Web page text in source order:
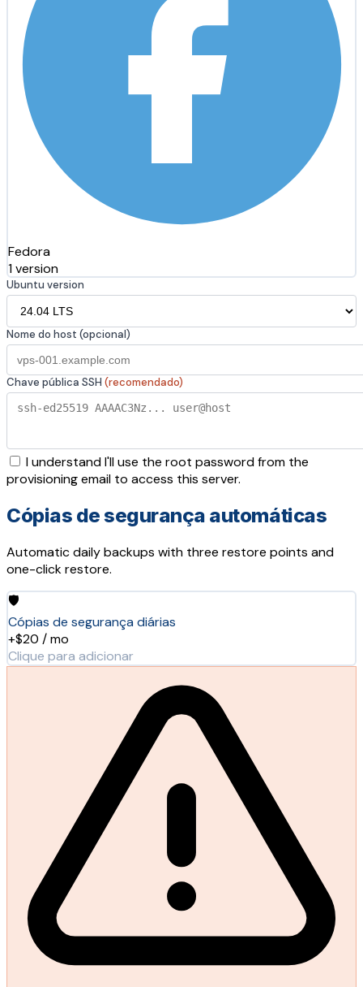
Fedora
1 version
Ubuntu version
Nome do host (opcional)
Chave pública SSH (recomendado)
I understand I'll use the root password from the
provisioning email to access this server.
Cópias de segurança automáticas
Automatic daily backups with three restore points and
one-click restore.
🛡️
Cópias de segurança diárias
+$20 / mo
Clique para adicionar